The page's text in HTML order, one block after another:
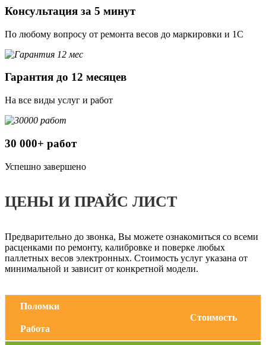
Консультация за 5 минут
По любому вопросу от ремонта весов до маркировки и 1С
Гарантия до 12 месяцев
На все виды услуг и работ
30 000+ работ
Успешно завершено
ЦЕНЫ И ПРАЙС ЛИСТ
Предварительно до звонка, Вы можете ознакомиться со всеми
расценками по ремонту, калибровке и поверке любых
паллетных весов электронных. Стоимость услуг указана от
минимальной и зависит от конкретной модели.
Поломки
Работа
Стоимость